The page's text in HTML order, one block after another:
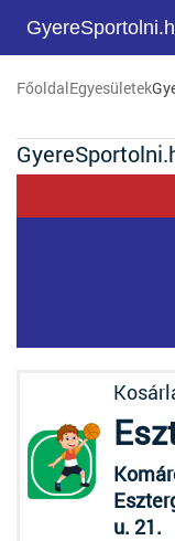
FőoldalEgyesületek
u. 21.